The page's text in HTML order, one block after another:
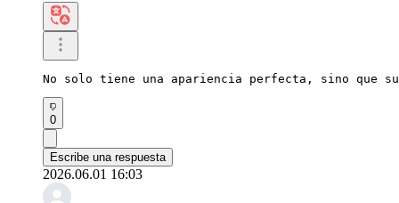
No solo tiene una apariencia perfecta, sino que
0
Escribe una respuesta
2026.06.01 16:03